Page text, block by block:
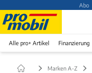
Abo
Alle pro+ Artikel Finanzierung
Marken A-Z